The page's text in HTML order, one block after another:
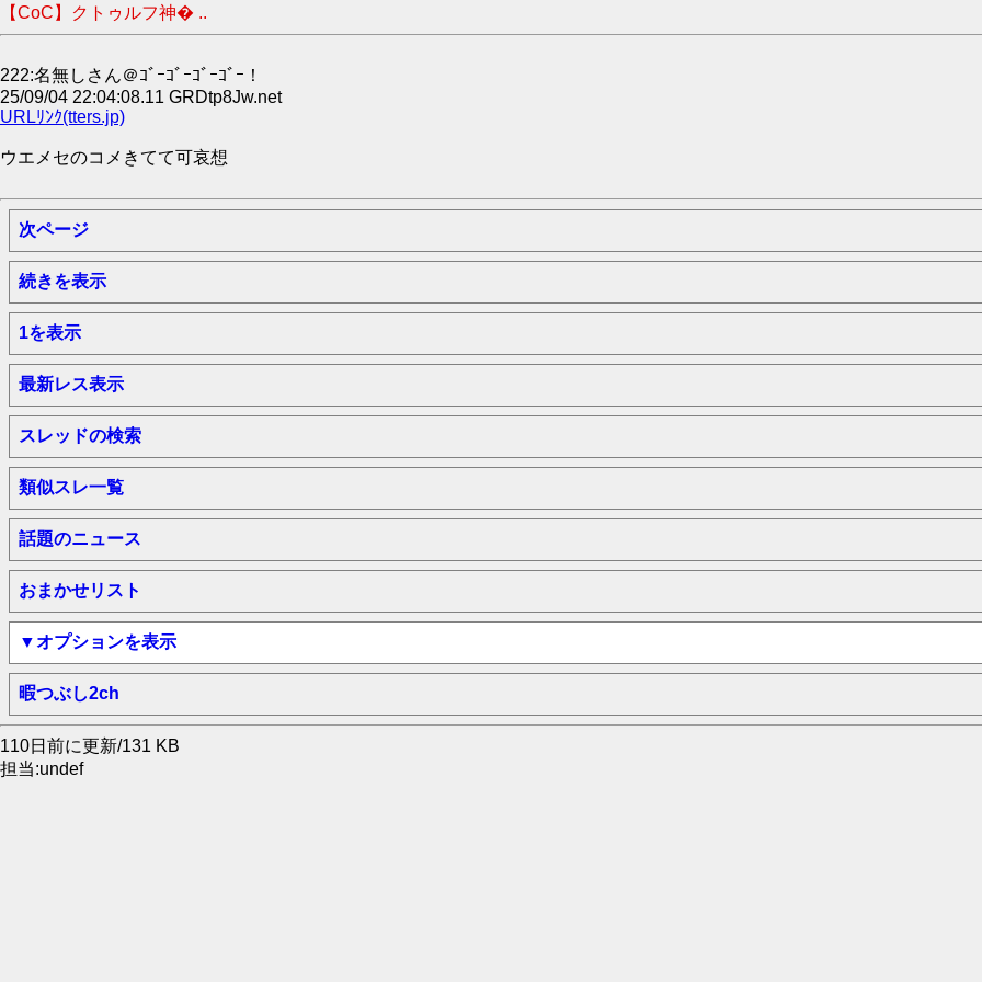
【CoC】クトゥルフ神� ..
222:名無しさん＠ｺﾞｰｺﾞｰｺﾞｰｺﾞｰ！
25/09/04 22:04:08.11 GRDtp8Jw.net
URLﾘﾝｸ(tters.jp)
ウエメセのコメきてて可哀想
次ページ
続きを表示
1を表示
最新レス表示
スレッドの検索
類似スレ一覧
話題のニュース
おまかせリスト
▼オプションを表示
暇つぶし2ch
110日前に更新/131 KB
担当:undef